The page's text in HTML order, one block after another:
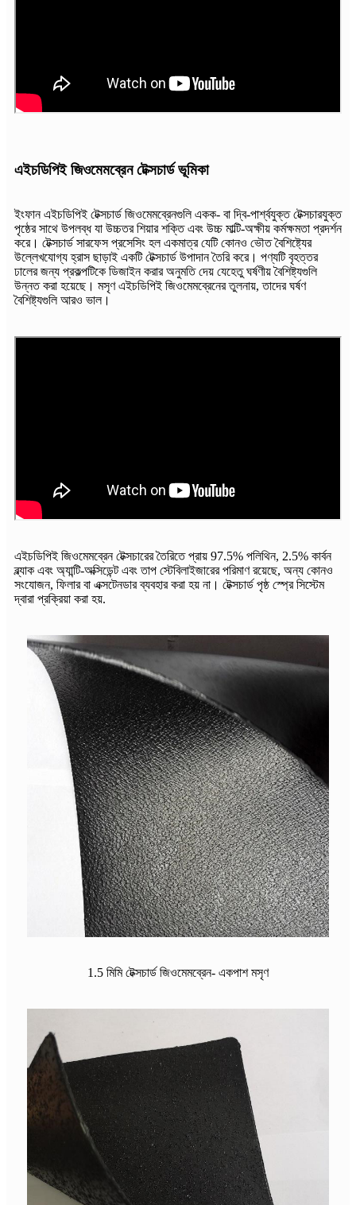
এইচডিপিই জিওমেমব্রেন টেক্সচার্ড ভূমিকা
ইংফান এইচডিপিই টেক্সচার্ড জিওমেমব্রেনগুলি একক- বা দ্বি-পার্শ্বযুক্ত টেক্সচারযুক্ত
পৃষ্ঠের সাথে উপলব্ধ যা উচ্চতর শিয়ার শক্তি এবং উচ্চ মাল্টি-অক্ষীয় কর্মক্ষমতা প্রদর্শন
করে। টেক্সচার্ড সারফেস প্রসেসিং হল একমাত্র যেটি কোনও ভৌত বৈশিষ্ট্যের
উল্লেখযোগ্য হ্রাস ছাড়াই একটি টেক্সচার্ড উপাদান তৈরি করে। পণ্যটি বৃহত্তর
ঢালের জন্য প্রকল্পটিকে ডিজাইন করার অনুমতি দেয় যেহেতু ঘর্ষণীয় বৈশিষ্ট্যগুলি
উন্নত করা হয়েছে। মসৃণ এইচডিপিই জিওমেমব্রেনের তুলনায়, তাদের ঘর্ষণ
বৈশিষ্ট্যগুলি আরও ভাল।
এইচডিপিই জিওমেমব্রেন টেক্সচারের তৈরিতে প্রায় 97.5% পলিথিন, 2.5% কার্বন
ব্ল্যাক এবং অ্যান্টি-অক্সিডেন্ট এবং তাপ স্টেবিলাইজারের পরিমাণ রয়েছে, অন্য কোনও
সংযোজন, ফিলার বা এক্সটেনডার ব্যবহার করা হয় না। টেক্সচার্ড পৃষ্ঠ স্প্রে সিস্টেম
দ্বারা প্রক্রিয়া করা হয়.
1.5 মিমি টেক্সচার্ড জিওমেমব্রেন- একপাশ মসৃণ